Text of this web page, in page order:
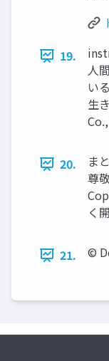
19.
人
い
生
20.
ま
尊
く
21. ©